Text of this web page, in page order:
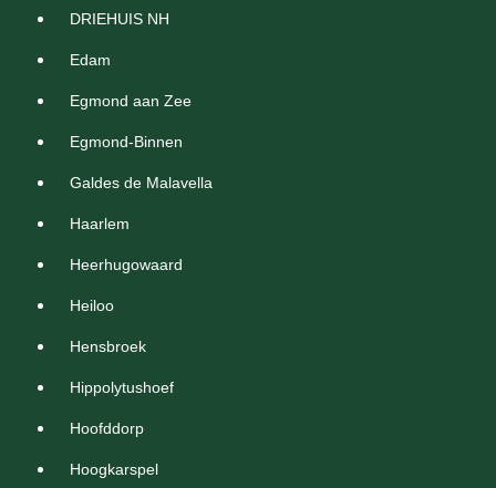
DRIEHUIS NH
Edam
Egmond aan Zee
Egmond-Binnen
Galdes de Malavella
Haarlem
Heerhugowaard
Heiloo
Hensbroek
Hippolytushoef
Hoofddorp
Hoogkarspel